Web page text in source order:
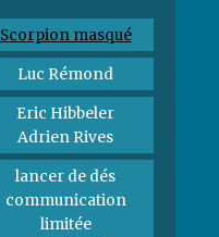
Scorpion masqué
Luc Rémond
Eric Hibbeler
Adrien Rives
lancer de dés
communication
limitée